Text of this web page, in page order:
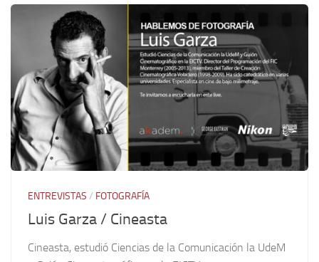
ENTREVISTAS / FOTOGRAFÍA
Luis Garza / Cineasta
Cineasta, estudió Ciencias de la Comunicación la UdeM